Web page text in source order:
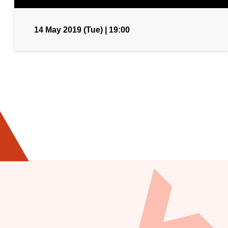
14 May 2019 (Tue) | 19:00